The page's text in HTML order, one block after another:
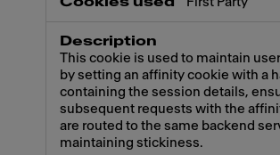
This cookie is used to maintain
by setting an affinity cookie with a
containing the session details,
subsequent requests with the
are routed to the same backend
maintaining stickiness.